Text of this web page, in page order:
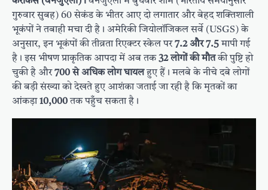
गुरुवार सुबह) 60 सेकंड के भीतर आए दो लगातार और बेहद शक्तिशाली
भूकंपों ने तबाही मचा दी है। अमेरिकी जियोलॉजिकल सर्वे (USGS) के
अनुसार, इन भूकंपों की तीव्रता रिएक्टर स्केल पर7.2 और 7.5मापी गई
है। इस भीषण प्राकृतिक आपदा में अब तक32 लोगों की मौतकी पुष्टि हो
चुकी है और700 से अधिक लोग घायलहुए हैं। मलबे के नीचे दबे लोगों
की बड़ी संख्या को देखते हुए आशंका जताई जा रही है कि मृतकों का
आंकड़ा10,000तक पहुँच सकता है।